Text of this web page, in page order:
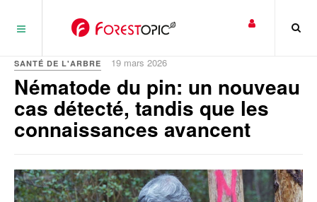
SANTÉ DE L'ARBRE 19 mars 2026
Nématode du pin: un nouveau
cas détecté, tandis que les
connaissances avancent